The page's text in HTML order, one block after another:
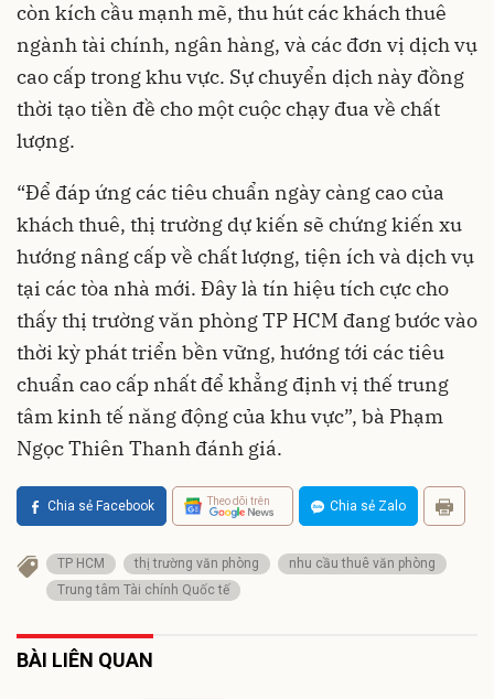
còn kích cầu mạnh mẽ, thu hút các khách thuê
ngành tài chính, ngân hàng, và các đơn vị dịch vụ
cao cấp trong khu vực. Sự chuyển dịch này đồng
thời tạo tiền đề cho một cuộc chạy đua về chất
lượng.
“Để đáp ứng các tiêu chuẩn ngày càng cao của
khách thuê, thị trường dự kiến sẽ chứng kiến xu
hướng nâng cấp về chất lượng, tiện ích và dịch vụ
tại các tòa nhà mới. Đây là tín hiệu tích cực cho
thấy thị trường văn phòng TP HCM đang bước vào
thời kỳ phát triển bền vững, hướng tới các tiêu
chuẩn cao cấp nhất để khẳng định vị thế trung
tâm kinh tế năng động của khu vực”, bà Phạm
Ngọc Thiên Thanh đánh giá.
Chia sẻ Facebook Theo dõi trên Chia sẻ Zalo
TP HCM thị trường văn phòng
nhu cầu thuê văn phòng
Trung tâm Tài chính Quốc tế
BÀI LIÊN QUAN